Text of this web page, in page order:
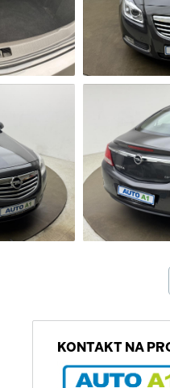
Přívěsy a návěsy
Autobusy
Náhradní díly
Příslušenství
KONTAKT NA